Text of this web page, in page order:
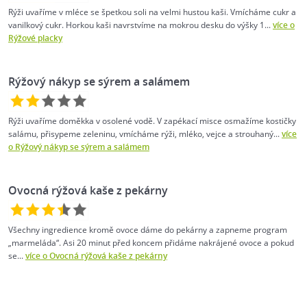
Rýži uvaříme v mléce se špetkou soli na velmi hustou kaši. Vmícháme cukr a
vanilkový cukr. Horkou kaši navrstvíme na mokrou desku do výšky 1...více o
Rýžové placky
Rýžový nákyp se sýrem a salámem
Rýži uvaříme doměkka v osolené vodě. V zapékací misce osmažíme kostičky
salámu, přisypeme zeleninu, vmícháme rýži, mléko, vejce a strouhaný...více
o Rýžový nákyp se sýrem a salámem
Ovocná rýžová kaše z pekárny
Všechny ingredience kromě ovoce dáme do pekárny a zapneme program
„marmeláda“. Asi 20 minut před koncem přidáme nakrájené ovoce a pokud
se...více o Ovocná rýžová kaše z pekárny